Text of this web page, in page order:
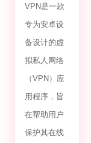
VPN是一款
专为安卓设
备设计的虚
拟私人网络
（VPN）应
用程序，旨
在帮助用户
保护其在线